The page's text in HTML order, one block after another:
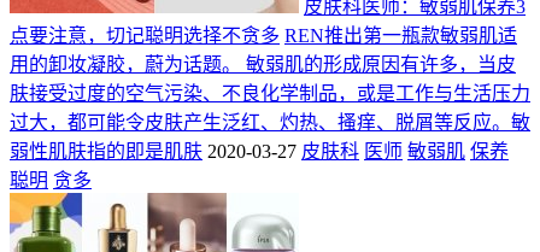
皮肤科医师：敏弱肌保养3
点要注意，切记聪明选择不贪多 REN推出第一瓶款敏弱肌适
用的卸妆凝胶，蔚为话题。 敏弱肌的形成原因有许多，当皮
肤接受过度的空气污染、不良化学制品，或是工作与生活压力
过大，都可能令皮肤产生泛红、灼热、搔痒、脱屑等反应。敏
弱性肌肤指的即是肌肤 2020-03-27 皮肤科 医师 敏弱肌 保养
聪明 贪多